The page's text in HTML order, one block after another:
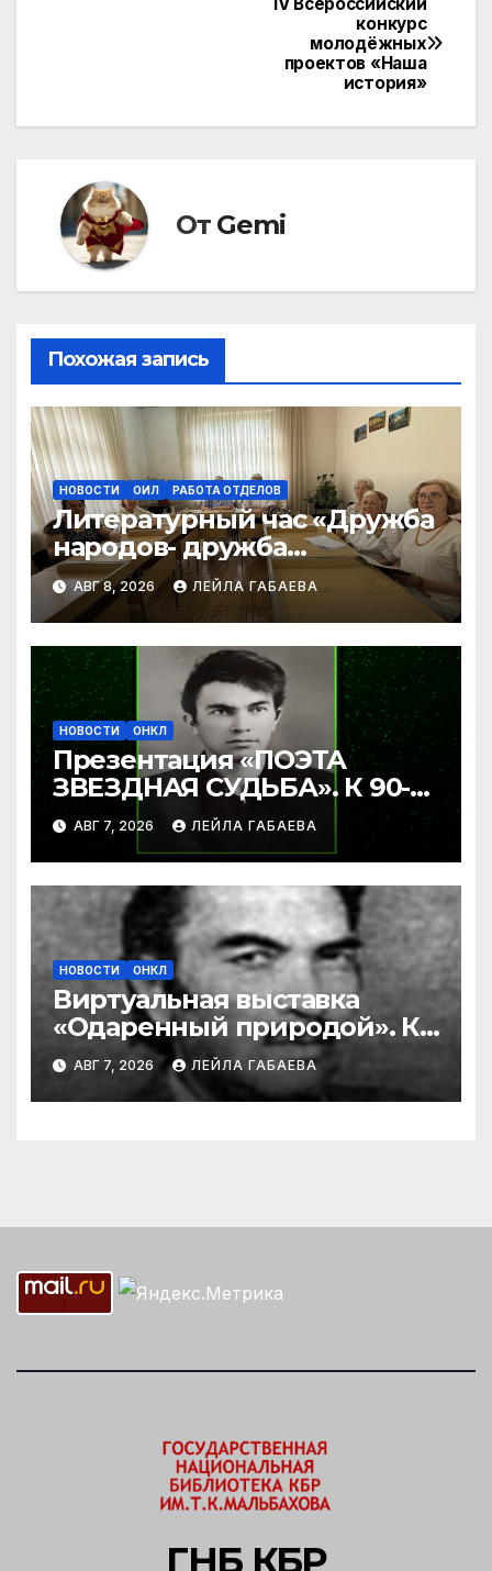
конкурс
молодёжных
проектов «Наша
история»
От Gemi
Похожая запись
НОВОСТИ ОИЛ РАБОТА ОТДЕЛОВ
Литературный час «Дружба
народов- дружба
литератур»
АВГ 8, 2026 ЛЕЙЛА ГАБАЕВА
НОВОСТИ ОНКЛ
Презентация «ПОЭТА
ЗВЕЗДНАЯ СУДЬБА». К 90-
летию Ибрагима Бабаева.
АВГ 7, 2026 ЛЕЙЛА ГАБАЕВА
НОВОСТИ ОНКЛ
Виртуальная выставка
«Одаренный природой». К
90-летию со дня рождения
Ибрагима Бабаева
АВГ 7, 2026 ЛЕЙЛА ГАБАЕВА
ГНБ КБР